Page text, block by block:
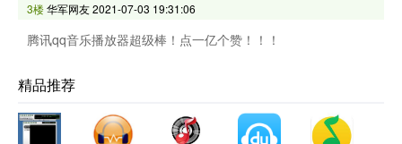
3楼华军网友2021-07-03 19:31:06
腾讯qq音乐播放器超级棒！点一亿个赞！！！
精品推荐